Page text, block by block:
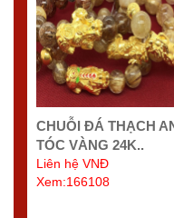
CHUỖI ĐÁ THẠCH
TÓC VÀNG 24K..
Liên hệ VNĐ
Xem:166108